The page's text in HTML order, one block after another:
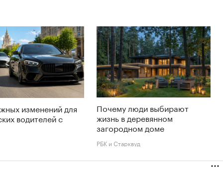
изменений для
водителей с
Почему люди выбирают
жизнь в деревянном
загородном доме
РБК и Старквуд